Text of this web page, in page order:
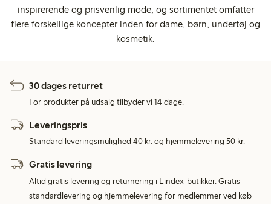
inspirerende og prisvenlig mode, og sortimentet omfatter
flere forskellige koncepter inden for dame, børn, undertøj og
kosmetik.
30 dages returret
For produkter på udsalg tilbyder vi 14 dage.
Leveringspris
Standard leveringsmulighed 40 kr. og hjemmelevering 50 kr.
Gratis levering
Altid gratis levering og returnering i Lindex-butikker. Gratis
standardlevering og hjemmelevering for medlemmer ved køb